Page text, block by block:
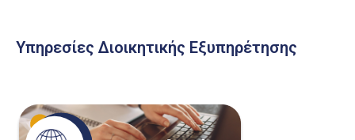
Υπηρεσίες Διοικητικής Εξυπηρέτησης